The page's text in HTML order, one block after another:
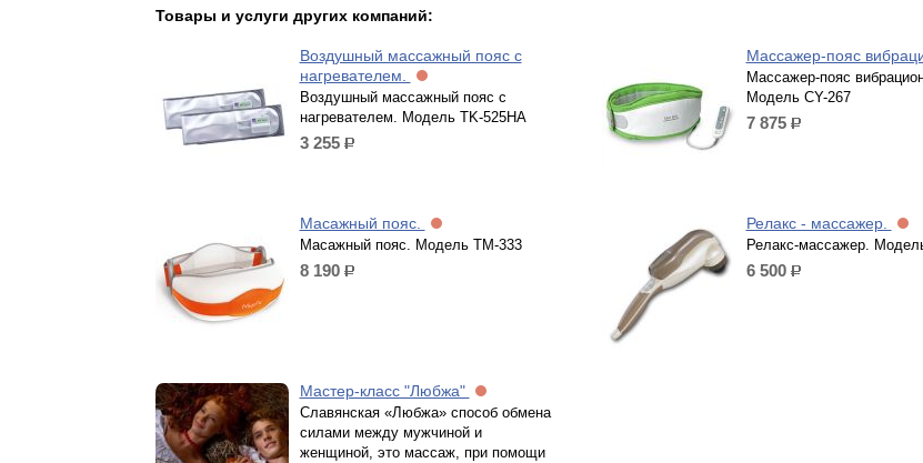
Товары и услуги других компаний:
Воздушный массажный пояс с
нагревателем.
Воздушный массажный пояс с
нагревателем. Модель TK-525HА
3 255 р.
Массажер-пояс
Массажер-пояс
Модель CY-267
7 875 р.
Масажный пояс.
Масажный пояс. Модель TM-333
8 190 р.
Релакс - массажер.
Релакс-массажер.
6 500 р.
Мастер-класс "Любжа"
Славянская «Любжа» способ обмена
силами между мужчиной и
женщиной, это массаж, при помощи